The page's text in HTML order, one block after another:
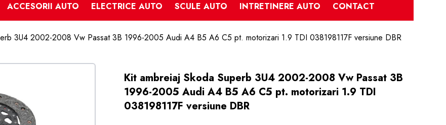
ACCESORII AUTO ELECTRICE AUTO SCULE AUTO INTRETINERE AUTO CONTACT
3U4 2002-2008 Vw Passat 3B 1996-2005 Audi A4 B5 A6 C5 pt. motorizari 1.9 TDI 038198117F versiune DBR
Kit ambreiaj Skoda Superb 3U4 2002-2008 Vw Passat 3B
1996-2005 Audi A4 B5 A6 C5 pt. motorizari 1.9 TDI
038198117F versiune DBR